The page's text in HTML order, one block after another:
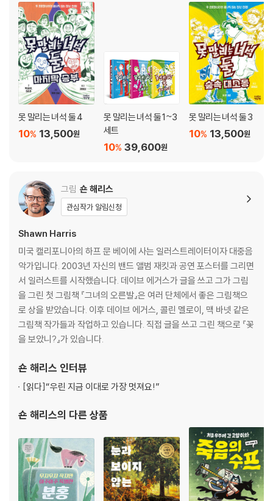
못 말리는 녀석 둘 4
13,500원
10%
못 말리는 녀석 둘 1~3
세트
39,600원
10%
못 말리는 녀석 둘 3
13,500원
10%
그림 숀 해리스
관심작가 알림신청
Shawn Harris
미국 캘리포니아의 하프 문 베이에 사는 일러스트레이터이자 대중음
악가입니다. 2003년 자신의 밴드 앨범 재킷과 공연 포스터를 그리면
서 일러스트를 시작했습니다. 데이브 에거스가 글을 쓰고 그가 그림
을 그린 첫 그림책 『그녀의 오른발』은 여러 단체에서 좋은 그림책으
로 상을 받았습니다. 이후 데이브 에거스, 콜린 멜로이, 맥 바넷 같은
그림책 작가들과 작업하고 있습니다. 직접 글을 쓰고 그린 책으로 『꽃
을 보았니?』가 있습니다.
숀 해리스 인터뷰
[읽다]“우린 지금 이대로 가장 멋져요!”
숀 해리스의 다른 상품